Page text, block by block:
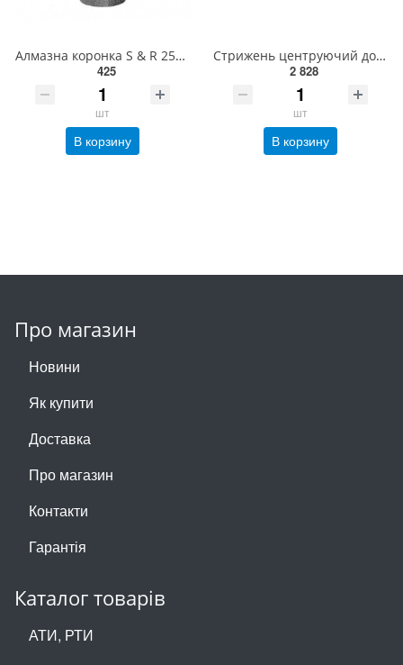
Алмазна коронка S & R 25x67 мм сталь(400025067)
425
шт
В корзину
Стрижень центруючий до коронок 200мм EHD2000S
2 828
шт
В корзину
Про магазин
Новини
Як купити
Доставка
Про магазин
Контакти
Гарантія
Каталог товарів
АТИ, РТИ